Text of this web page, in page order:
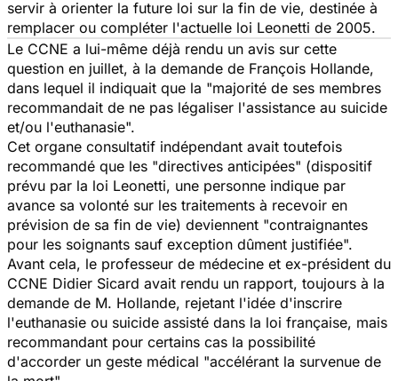
servir à orienter la future loi sur la fin de vie, destinée à
remplacer ou compléter l'actuelle loi Leonetti de 2005.
Le CCNE a lui-même déjà rendu un avis sur cette
question en juillet, à la demande de François Hollande,
dans lequel il indiquait que la "majorité de ses membres
recommandait de ne pas légaliser l'assistance au suicide
et/ou l'euthanasie".
Cet organe consultatif indépendant avait toutefois
recommandé que les "directives anticipées" (dispositif
prévu par la loi Leonetti, une personne indique par
avance sa volonté sur les traitements à recevoir en
prévision de sa fin de vie) deviennent "contraignantes
pour les soignants sauf exception dûment justifiée".
Avant cela, le professeur de médecine et ex-président du
CCNE Didier Sicard avait rendu un rapport, toujours à la
demande de M. Hollande, rejetant l'idée d'inscrire
l'euthanasie ou suicide assisté dans la loi française, mais
recommandant pour certains cas la possibilité
d'accorder un geste médical "accélérant la survenue de